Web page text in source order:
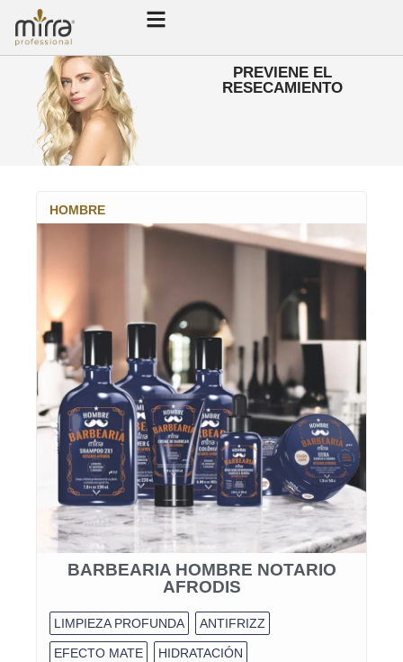
PREVIENE EL
RESECAMIENTO
HOMBRE
BARBEARIA HOMBRE NOTARIO
AFRODIS
LIMPIEZA PROFUNDA ANTIFRIZZ
EFECTO MATE HIDRATACIÓN